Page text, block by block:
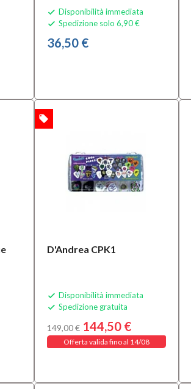
 Disponibilità immediata
 Spedizione solo 6,90 €
36,50 €
D'Andrea CPK1
 Disponibilità immediata
 Spedizione gratuita
149,00 € 144,50 €
Offerta valida fino al 14/08
local_offer